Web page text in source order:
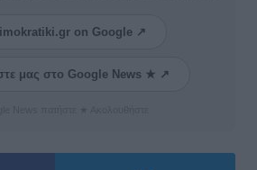
on Google ↗
μας στο Google News ★ ↗